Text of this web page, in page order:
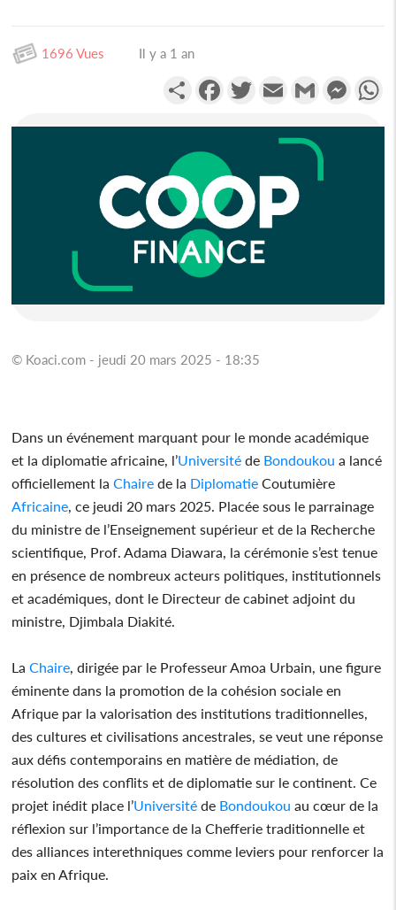
1696 Vues Il y a 1 an
PartagerFacebookTwitterEmail Gmail
© Koaci.com - jeudi 20 mars 2025 - 18:35
Dans un événement marquant pour le monde académique
et la diplomatie africaine, l’Université de Bondoukou a lancé
officiellement la Chaire de la Diplomatie Coutumière
Africaine , ce jeudi 20 mars 2025. Placée sous le parrainage
du ministre de l’Enseignement supérieur et de la Recherche
scientifique, Prof. Adama Diawara, la cérémonie s’est tenue
en présence de nombreux acteurs politiques, institutionnels
et académiques, dont le Directeur de cabinet adjoint du
ministre, Djimbala Diakité.
La Chaire , dirigée par le Professeur Amoa Urbain, une figure
éminente dans la promotion de la cohésion sociale en
Afrique par la valorisation des institutions traditionnelles,
des cultures et civilisations ancestrales, se veut une réponse
aux défis contemporains en matière de médiation, de
résolution des conflits et de diplomatie sur le continent. Ce
projet inédit place l’Université de Bondoukou au cœur de la
réflexion sur l’importance de la Chefferie traditionnelle et
des alliances interethniques comme leviers pour renforcer la
paix en Afrique.